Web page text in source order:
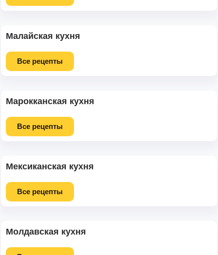
Малайская кухня
Все рецепты
Марокканская кухня
Все рецепты
Мексиканская кухня
Все рецепты
Молдавская кухня